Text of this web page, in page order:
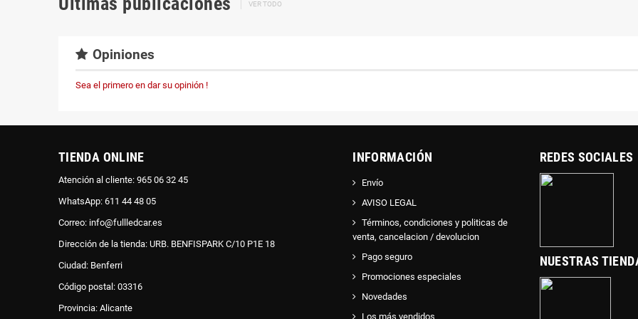
VER TODO
Opiniones
Sea el primero en dar su opinión !
TIENDA ONLINE
Atención al cliente: 965 06 32 45
WhatsApp: 611 44 48 05
Correo: info@fullledcar.es
Dirección de la tienda: URB. BENFISPARK C/10 P1E 18
Ciudad: Benferri
Código postal: 03316
Provincia: Alicante
INFORMACIÓN
Envío
AVISO LEGAL
Términos, condiciones y politicas de
venta, cancelacion / devolucion
Pago seguro
Promociones especiales
Novedades
Los más vendidos
REDES SOCIALES
NUESTRAS